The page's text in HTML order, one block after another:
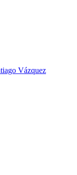
Vázquez